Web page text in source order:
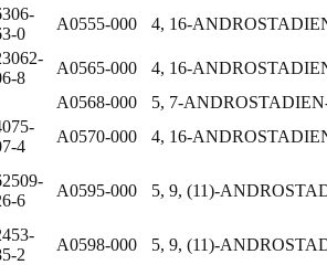
0
A0555-000
4, 16-
8
A0565-000
4, 16-
A0568-000
5, 7-
4
A0570-000 4, 16-
6
A0595-000 5, 9, (11)-
2
A0598-000
5, 9, (11)-